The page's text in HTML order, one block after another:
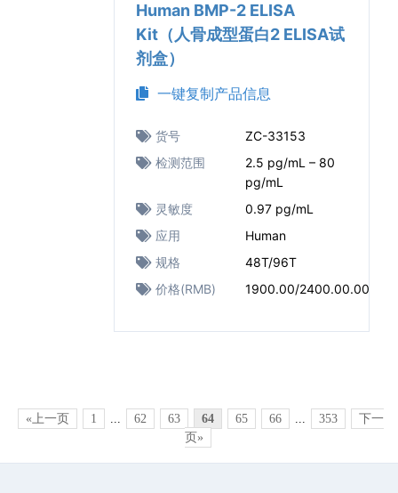
Human BMP-2 ELISA
Kit（人骨成型蛋白2 ELISA试
剂盒）
一键复制产品信息
货号
ZC-33153
检测范围
2.5 pg/mL – 80
pg/mL
灵敏度
0.97 pg/mL
应用
Human
规格
48T/96T
价格(RMB)
1900.00/2400.00.00
«上一页 1 ... 62 63 64 65 66 ... 353
下一
页»